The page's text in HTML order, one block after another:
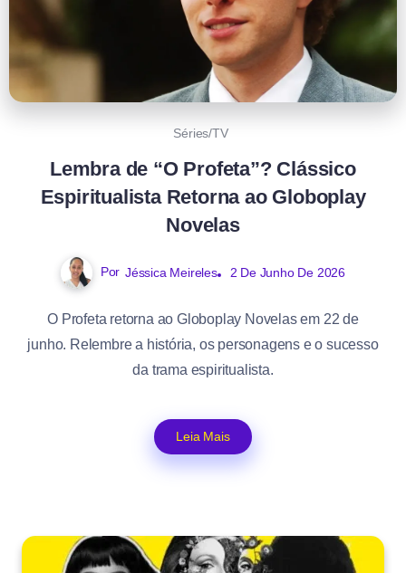
Séries/TV
Lembra de “O Profeta”? Clássico
Espiritualista Retorna ao Globoplay
Novelas
Por Jéssica Meireles 2 De Junho De 2026
O Profeta retorna ao Globoplay Novelas em 22 de
junho. Relembre a história, os personagens e o sucesso
da trama espiritualista.
Leia Mais